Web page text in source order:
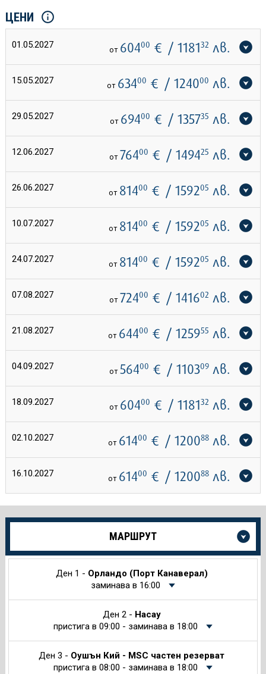
ЦЕНИ
01.05.2027 от 60400 € / 118132 лв.
15.05.2027 от 63400 € / 124000 лв.
29.05.2027 от 69400 € / 135735 лв.
12.06.2027 от 76400 € / 149425 лв.
26.06.2027 от 81400 € / 159205 лв.
10.07.2027 от 81400 € / 159205 лв.
24.07.2027 от 81400 € / 159205 лв.
07.08.2027 от 72400 € / 141602 лв.
21.08.2027 от 64400 € / 125955 лв.
04.09.2027 от 56400 € / 110309лв.
18.09.2027 от 60400 € / 118132 лв.
02.10.2027 от 61400 € / 120088лв.
16.10.2027 от 61400 € / 120088лв.
Още
за
МАРШРУТ
Ден 1 - Орландо (Порт Канаверал)
заминава в 16:00
Ден 2 - Насау
пристига в 09:00 - заминава в 18:00
Ден 3 - Оушън Кий - MSC частен резерват
пристига в 08:00 - заминава в 18:00